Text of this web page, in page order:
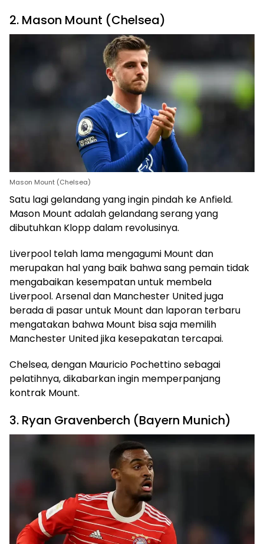
2. Mason Mount (Chelsea)
Mason Mount (Chelsea)
Satu lagi gelandang yang ingin pindah ke Anfield.
Mason Mount adalah gelandang serang yang
dibutuhkan Klopp dalam revolusinya.
Liverpool telah lama mengagumi Mount dan
merupakan hal yang baik bahwa sang pemain tidak
mengabaikan kesempatan untuk membela
Liverpool. Arsenal dan Manchester United juga
berada di pasar untuk Mount dan laporan terbaru
mengatakan bahwa Mount bisa saja memilih
Manchester United jika kesepakatan tercapai.
Chelsea, dengan Mauricio Pochettino sebagai
pelatihnya, dikabarkan ingin memperpanjang
kontrak Mount.
3. Ryan Gravenberch (Bayern Munich)